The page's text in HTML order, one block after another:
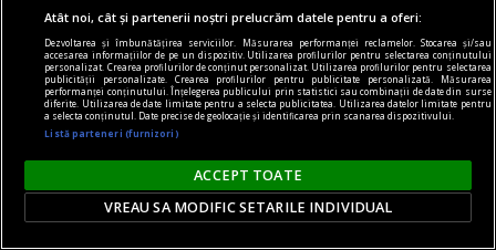
Atât noi, cât și partenerii noștri prelucrăm datele pentru a oferi:
Dezvoltarea și îmbunătățirea serviciilor. Măsurarea performanței reclamelor. Stocarea și/sau
accesarea informațiilor de pe un dispozitiv. Utilizarea profilurilor pentru selectarea conținutului
personalizat. Crearea profilurilor de conținut personalizat. Utilizarea profilurilor pentru selectarea
publicității personalizate. Crearea profilurilor pentru publicitate personalizată. Măsurarea
performanței conținutului. Înțelegerea publicului prin statistici sau combinații de date din surse
diferite. Utilizarea de date limitate pentru a selecta publicitatea. Utilizarea datelor limitate pentru
a selecta conținutul. Date precise de geolocație și identificarea prin scanarea dispozitivului.
Listă parteneri (furnizori)
ACCEPT TOATE
VREAU SA MODIFIC SETARILE INDIVIDUAL